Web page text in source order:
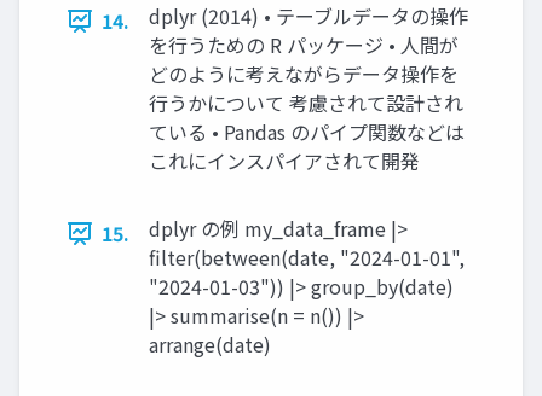
14.
dplyr (2014) • テーブルデータの操作
を行うための R パッケージ • 人間が
どのように考えながらデータ操作を
行うかについて 考慮されて設計され
ている • Pandas のパイプ関数などは
これにインスパイアされて開発
15.
dplyr の例 my_data_frame |>
filter(between(date, "2024-01-01",
"2024-01-03")) |> group_by(date)
|> summarise(n = n()) |>
arrange(date)